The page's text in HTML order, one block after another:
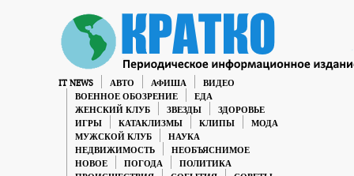
IT NEWS АВТО АФИША
ВИДЕО
ВОЕННОЕ ОБОЗРЕНИЕ
ЕДА
ЖЕНСКИЙ КЛУБ
ЗВЕЗДЫ
ЗДОРОВЬЕ
ИГРЫ
КАТАКЛИЗМЫ КЛИПЫ
МОДА
МУЖСКОЙ КЛУБ
НАУКА
НЕДВИЖИМОСТЬ
НЕОБЪЯСНИМОЕ
НОВОЕ
ПОГОДА
ПОЛИТИКА